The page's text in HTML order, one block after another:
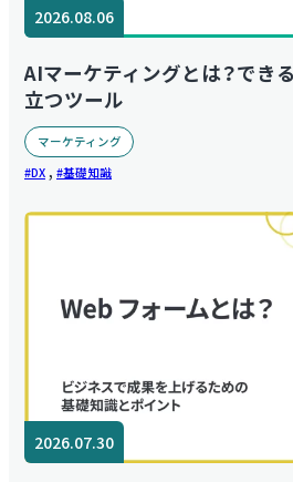
2026.08.06
AIマーケティングとは？でき
立つツール
マーケティング
DX , 基礎知識
2026.07.30